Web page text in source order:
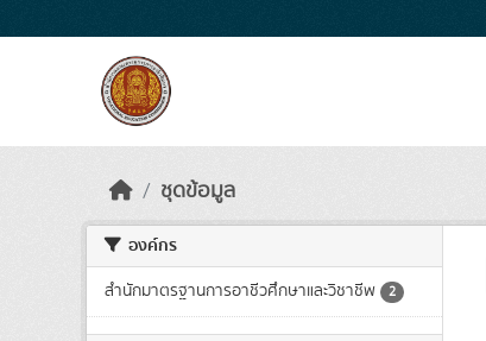
ชุดข้อมูล
องค์กร
สำนักมาตรฐานการอาชีวศึกษาและวิชาชีพ 2